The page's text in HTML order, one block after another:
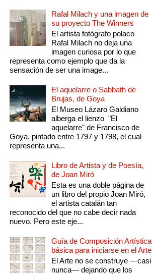
Rafal Milach y una imagen de
su proyecto The Winners
El artista fotógrafo polaco
Rafal Milach no deja una
imagen curiosa por lo que
representa como ejemplo que da la
sensación de ser una image...
El aquelarre o Sabbath de
Brujas, de Goya
El Museo Lázaro Galdiano
alberga el lienzo "El
aquelarre" de Francisco de
Goya, pintado entre 1797 y 1798, el cual
representa una...
Libro de Artista y de Poesía,
de Joan Miró
Esta es una doble página de
un libro del propio Joan Miró,
el artista catalán tan
reconocido del que no cabe decir nada
nuevo. Pero este eje...
Guía de Composición Artística
básica para iniciarse en el Arte
El Arte no se construye —casi
nunca— dejando que los